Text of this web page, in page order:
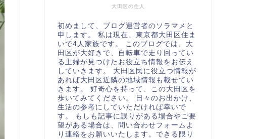
大田区の住人
初めまして、ブログ運営者のソラマメと
申します。 私は現在、東京都大田区住ま
いで4人家族です。 このブログでは、大
田区が大好きで、自転車で走り回ってい
る主婦が見つけたお役立ち情報をお伝え
していきます。 大田区民に役立つ情報が
あれば大田区近隣の地域情報も載せてい
きます。 好奇心を持って、この大田区を
歩いてみてください。 日々のお出かけ、
生活の参考にしていただければ幸いで
す。 もしも記事に誤りがある場合やご要
望がある場合は、問い合わせフォームよ
り連絡をお願いいたします。できる限り